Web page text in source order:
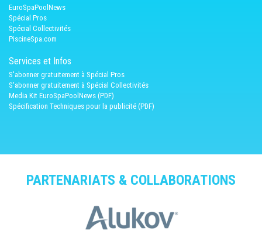
EuroSpaPoolNews
Spécial Pros
Spécial Collectivités
PiscineSpa.com
Services et Infos
S'abonner gratuitement à Spécial Pros
S'abonner gratuitement à Spécial Collectivités
Media Kit EuroSpaPoolNews (PDF)
Spécification Techniques pour la publicité (PDF)
PARTENARIATS & COLLABORATIONS